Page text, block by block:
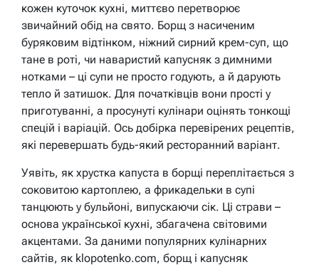
кожен куточок кухні, миттєво перетворює
звичайний обід на свято. Борщ з насиченим
буряковим відтінком, ніжний сирний крем-суп, що
тане в роті, чи наваристий капусняк з димними
нотками – ці супи не просто годують, а й дарують
тепло й затишок. Для початківців вони прості у
приготуванні, а просунуті кулінари оцінять тонкощі
спецій і варіацій. Ось добірка перевірених рецептів,
які перевершать будь-який ресторанний варіант.
Уявіть, як хрустка капуста в борщі переплітається з
соковитою картоплею, а фрикадельки в супі
танцюють у бульйоні, випускаючи сік. Ці страви –
основа української кухні, збагачена світовими
акцентами. За даними популярних кулінарних
сайтів, як klopotenko.com, борщ і капусняк